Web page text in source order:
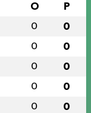
O P
0 0
0 0
0 0
0 0
0 0